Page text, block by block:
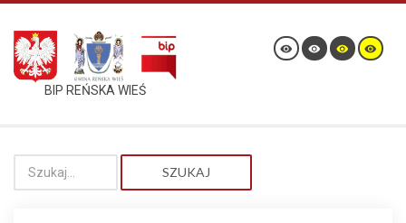
BIP REŃSKA WIEŚ
SZUKAJ